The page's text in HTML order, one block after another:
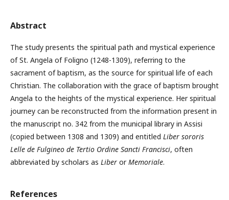
Abstract
The study presents the spiritual path and mystical experience
of St. Angela of Foligno (1248-1309), referring to the
sacrament of baptism, as the source for spiritual life of each
Christian. The collaboration with the grace of baptism brought
Angela to the heights of the mystical experience. Her spiritual
journey can be reconstructed from the information present in
the manuscript no. 342 from the municipal library in Assisi
(copied between 1308 and 1309) and entitled Liber sororis
Lelle de Fulgineo de Tertio Ordine Sancti Francisci, often
abbreviated by scholars as Liber orMemoriale.
References